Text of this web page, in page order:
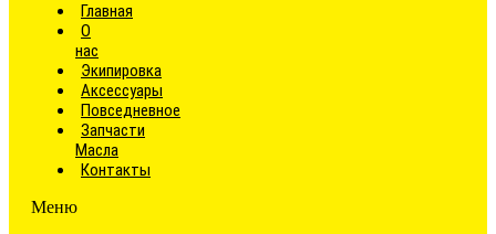
Главная
О
нас
Экипировка
Аксессуары
Повседневное
Запчасти
Масла
Контакты
Меню